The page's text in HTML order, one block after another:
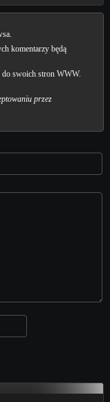
komentarzy będą
swoich stron WWW.
przez